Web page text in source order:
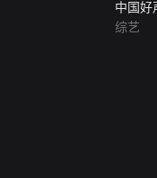
中国好
综艺